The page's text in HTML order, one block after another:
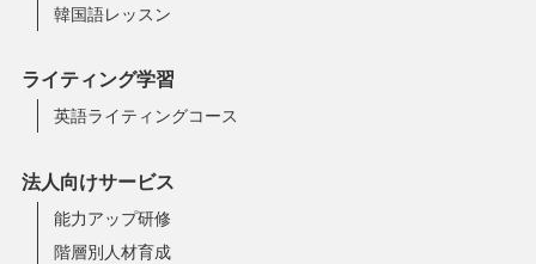
韓国語レッスン
ライティング学習
英語ライティングコース
法人向けサービス
能力アップ研修
階層別人材育成